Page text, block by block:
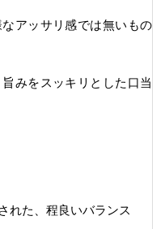
アッサリ感では無いもの
みをスッキリとした口当
れた、程良いバランス